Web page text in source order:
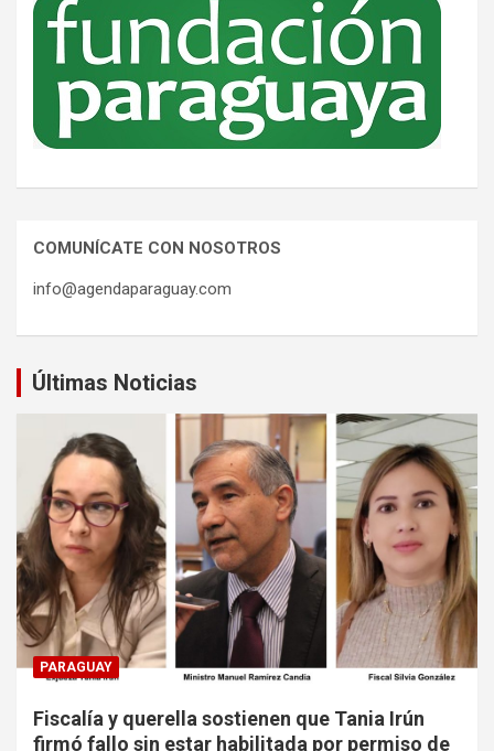
COMUNÍCATE CON NOSOTROS
info@agendaparaguay.com
Últimas Noticias
PARAGUAY
Fiscalía y querella sostienen que Tania Irún
firmó fallo sin estar habilitada por permiso de